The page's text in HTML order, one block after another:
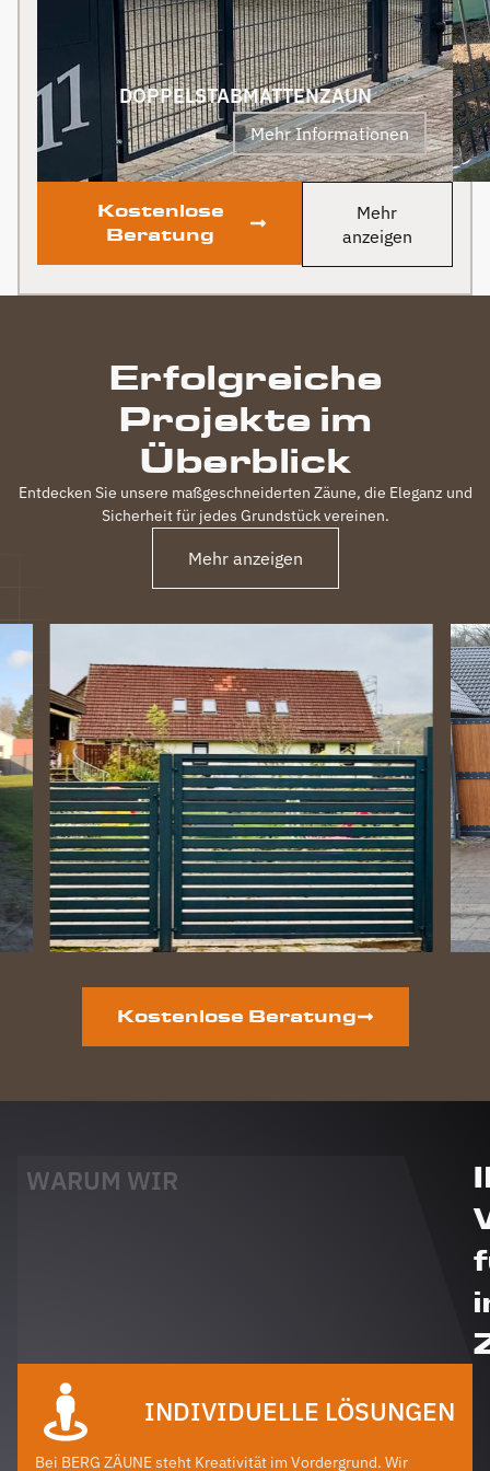
uns! PS Nach
Fertigstellung, gab es
zum Dank und Abschied
sogar noch ein Paket mit
leckerem Honig. Danke
auch dafür!
DOPPELSTABMATTENZAUN
Mehr Informationen
Kostenlose
Beratung
Mehr
anzeigen
Erfolgreiche
Projekte im
Überblick
Entdecken Sie unsere maßgeschneiderten Zäune, die Eleganz und
Sicherheit für jedes Grundstück vereinen.
Mehr anzeigen
Kostenlose Beratung
WARUM WIR
INDIVIDUELLE LÖSUNGEN
Bei BERG ZÄUNE steht Kreativität im Vordergrund. Wir